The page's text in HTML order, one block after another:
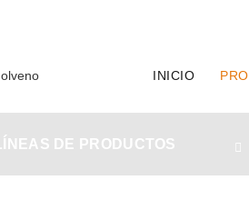
INICIO
LÍNEAS DE PRODUCTOS